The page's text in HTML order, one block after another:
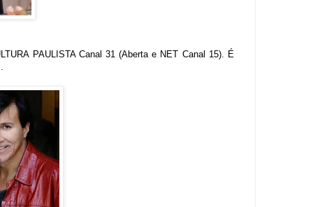
PAULISTA Canal 31 (Aberta e NET Canal 15). É